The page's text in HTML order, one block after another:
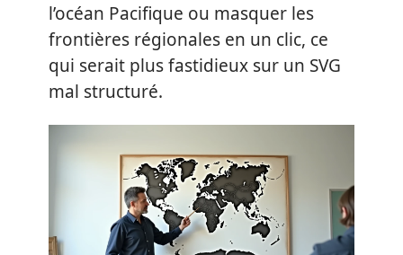
l’océan Pacifique ou masquer les
frontières régionales en un clic, ce
qui serait plus fastidieux sur un SVG
mal structuré.